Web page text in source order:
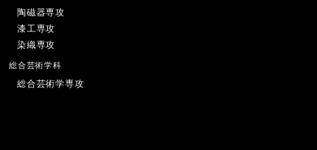
陶磁器専攻
漆工専攻
染織専攻
総合芸術学科
総合芸術学専攻